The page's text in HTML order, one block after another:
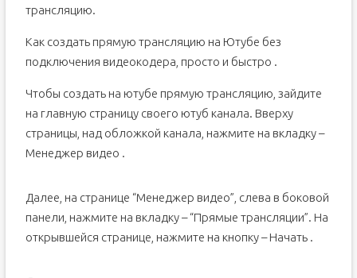
трансляцию.
Как создать прямую трансляцию на Ютубе без
подключения видеокодера, просто и быстро .
Чтобы создать на ютубе прямую трансляцию, зайдите
на главную страницу своего ютуб канала. Вверху
страницы, над обложкой канала, нажмите на вкладку –
Менеджер видео .
Далее, на странице “Менеджер видео”, слева в боковой
панели, нажмите на вкладку – “Прямые трансляции”. На
открывшейся странице, нажмите на кнопку – Начать .